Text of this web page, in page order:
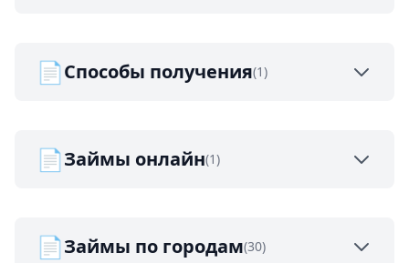
📄Способы получения(1)
📄Займы онлайн(1)
📄Займы по городам(30)